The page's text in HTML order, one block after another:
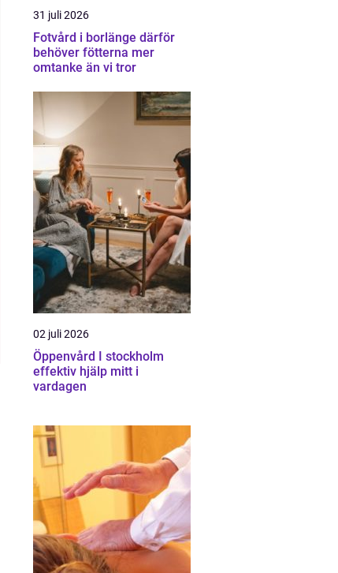
31 juli 2026
Fotvård i borlänge därför
behöver fötterna mer
omtanke än vi tror
02 juli 2026
Öppenvård I stockholm
effektiv hjälp mitt i
vardagen